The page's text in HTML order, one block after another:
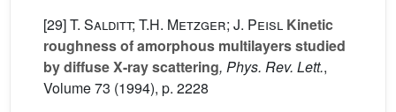
[29]T. Salditt; T.H. Metzger; J. Peisl Kinetic
roughness of amorphous multilayers studied
by diffuse X-ray scattering, Phys. Rev. Lett.,
Volume 73 (1994), p. 2228